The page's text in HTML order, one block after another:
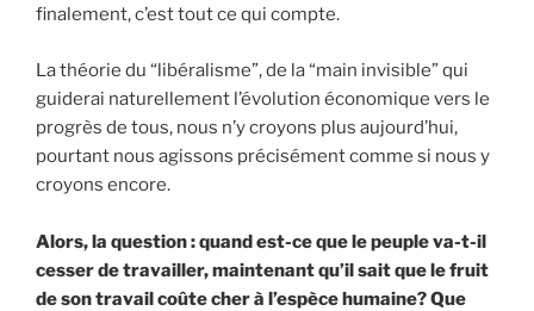
finalement, c’est tout ce qui compte.
La théorie du “libéralisme”, de la “main invisible” qui
guiderai naturellement l’évolution économique vers le
progrès de tous, nous n’y croyons plus aujourd’hui,
pourtant nous agissons précisément comme si nous y
croyons encore.
Alors, la question : quand est-ce que le peuple va-t-il
cesser de travailler, maintenant qu’il sait que le fruit
de son travail coûte cher à l’espèce humaine? Que